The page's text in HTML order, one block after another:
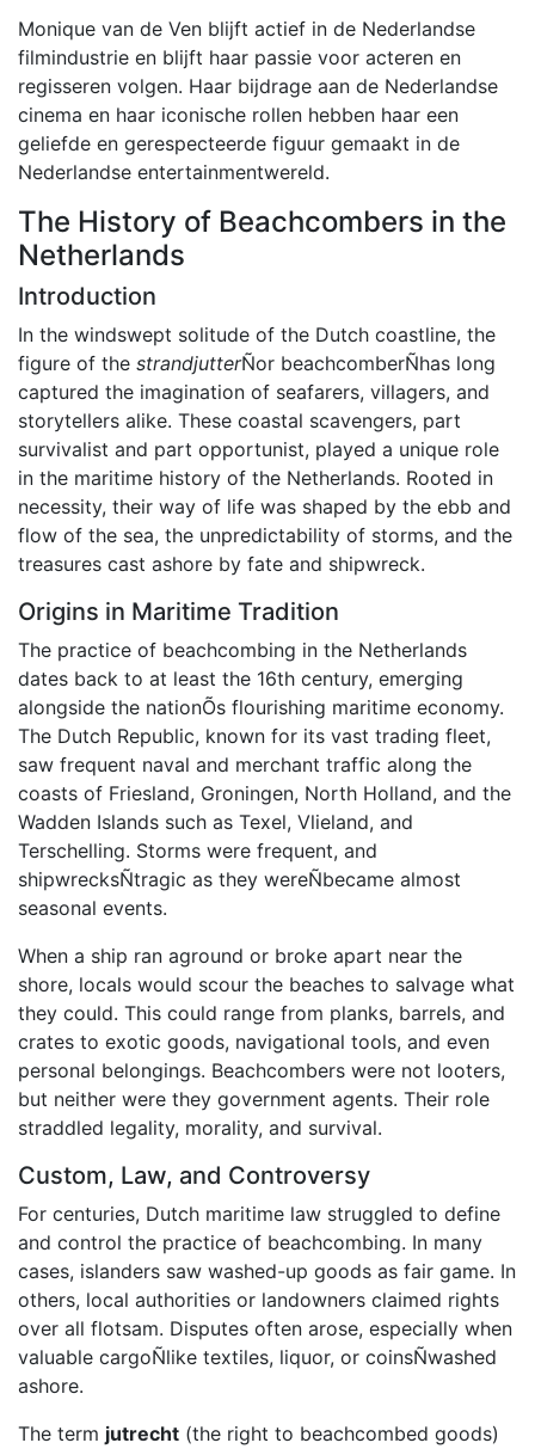
Monique van de Ven blijft actief in de Nederlandse
filmindustrie en blijft haar passie voor acteren en
regisseren volgen. Haar bijdrage aan de Nederlandse
cinema en haar iconische rollen hebben haar een
geliefde en gerespecteerde figuur gemaakt in de
Nederlandse entertainmentwereld.
The History of Beachcombers in the
Netherlands
Introduction
In the windswept solitude of the Dutch coastline, the
figure of the strandjutterÑor beachcomberÑhas long
captured the imagination of seafarers, villagers, and
storytellers alike. These coastal scavengers, part
survivalist and part opportunist, played a unique role
in the maritime history of the Netherlands. Rooted in
necessity, their way of life was shaped by the ebb and
flow of the sea, the unpredictability of storms, and the
treasures cast ashore by fate and shipwreck.
Origins in Maritime Tradition
The practice of beachcombing in the Netherlands
dates back to at least the 16th century, emerging
alongside the nationÕs flourishing maritime economy.
The Dutch Republic, known for its vast trading fleet,
saw frequent naval and merchant traffic along the
coasts of Friesland, Groningen, North Holland, and the
Wadden Islands such as Texel, Vlieland, and
Terschelling. Storms were frequent, and
shipwrecksÑtragic as they wereÑbecame almost
seasonal events.
When a ship ran aground or broke apart near the
shore, locals would scour the beaches to salvage what
they could. This could range from planks, barrels, and
crates to exotic goods, navigational tools, and even
personal belongings. Beachcombers were not looters,
but neither were they government agents. Their role
straddled legality, morality, and survival.
Custom, Law, and Controversy
For centuries, Dutch maritime law struggled to define
and control the practice of beachcombing. In many
cases, islanders saw washed-up goods as fair game. In
others, local authorities or landowners claimed rights
over all flotsam. Disputes often arose, especially when
valuable cargoÑlike textiles, liquor, or coinsÑwashed
ashore.
The term jutrecht (the right to beachcombed goods)